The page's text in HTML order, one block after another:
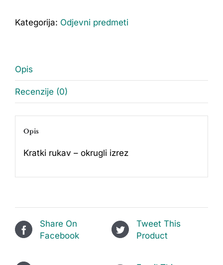
količina
Kategorija: Odjevni predmeti
Opis
Recenzije (0)
Opis
Kratki rukav – okrugli izrez
Share On
Facebook
Tweet This
Product